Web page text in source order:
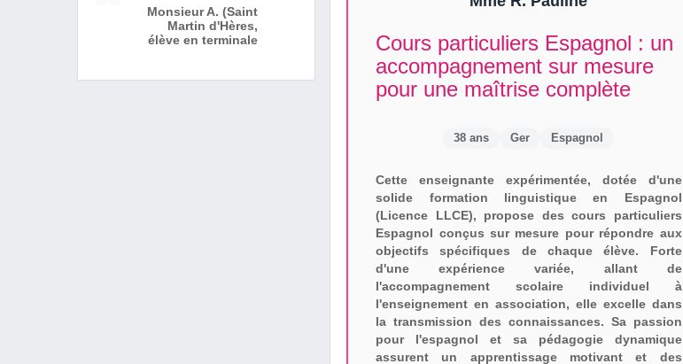
Monsieur A. (Saint
Martin d'Hères,
élève en terminale
Cours particuliers Espagnol : un
accompagnement sur mesure
pour une maîtrise complète
38 ans Ger Espagnol
Cette enseignante expérimentée, dotée d'une
solide formation linguistique en Espagnol
(Licence LLCE), propose des cours particuliers
Espagnol conçus sur mesure pour répondre aux
objectifs spécifiques de chaque élève. Forte
d'une expérience variée, allant de
l'accompagnement scolaire individuel à
l'enseignement en association, elle excelle dans
la transmission des connaissances. Sa passion
pour l'espagnol et sa pédagogie dynamique
assurent un apprentissage motivant et des